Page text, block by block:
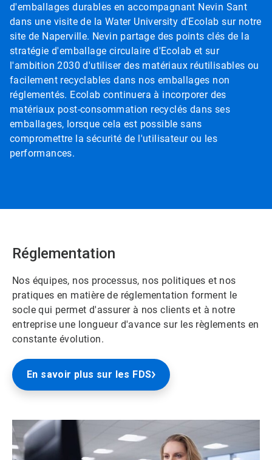
d'emballages durables en accompagnant Nevin Sant
dans une visite de la Water University d'Ecolab sur notre
site de Naperville. Nevin partage des points clés de la
stratégie d'emballage circulaire d'Ecolab et sur
l'ambition 2030 d'utiliser des matériaux réutilisables ou
facilement recyclables dans nos emballages non
réglementés. Ecolab continuera à incorporer des
matériaux post-consommation recyclés dans ses
emballages, lorsque cela est possible sans
compromettre la sécurité de l'utilisateur ou les
performances.
Réglementation
Nos équipes, nos processus, nos politiques et nos
pratiques en matière de réglementation forment le
socle qui permet d'assurer à nos clients et à notre
entreprise une longueur d'avance sur les règlements en
constante évolution.
En savoir plus sur les FDS